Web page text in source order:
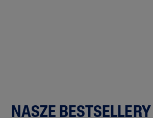
NASZE BESTSELLERY